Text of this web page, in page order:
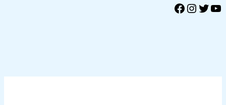
Facebook Instagram Twitter YouTube